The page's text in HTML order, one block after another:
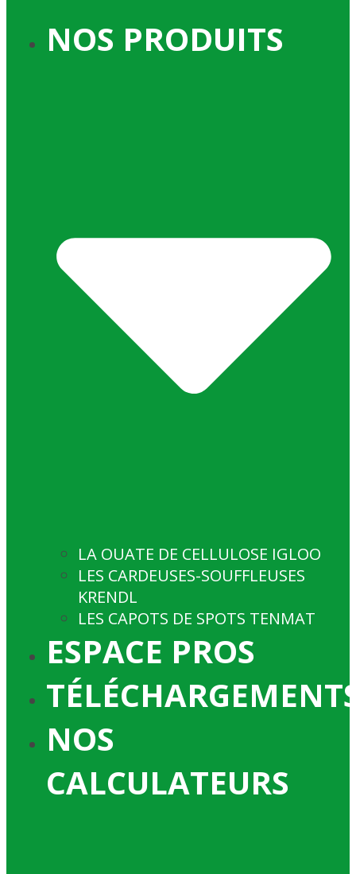
NOS PRODUITS
LA OUATE DE CELLULOSE IGLOO
LES CARDEUSES-SOUFFLEUSES
KRENDL
LES CAPOTS DE SPOTS TENMAT
ESPACE PROS
NOS
CALCULATEURS